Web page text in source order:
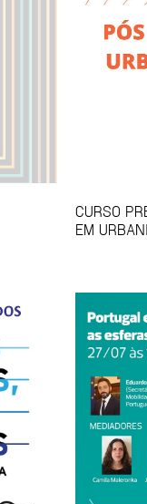
CURSO
EM